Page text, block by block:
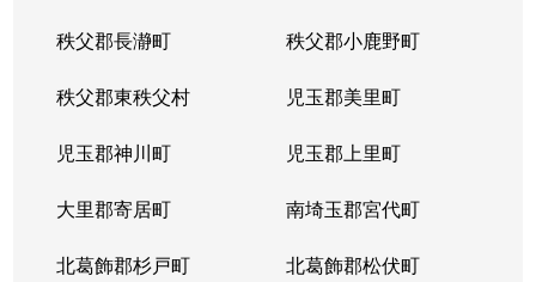
秩父郡長瀞町 秩父郡小鹿野町
秩父郡東秩父村 児玉郡美里町
児玉郡神川町 児玉郡上里町
大里郡寄居町 南埼玉郡宮代町
北葛飾郡杉戸町 北葛飾郡松伏町